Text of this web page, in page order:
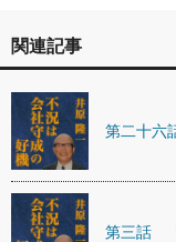
関連記事
第二十六
第三話